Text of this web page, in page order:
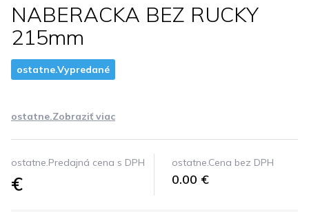
NABERACKA BEZ RUCKY
215mm
ostatne.Vypredané
ostatne.Zobraziť viac
ostatne.Predajná cena s DPH
€
ostatne.Cena bez DPH
0.00 €